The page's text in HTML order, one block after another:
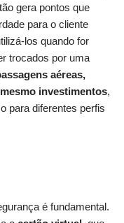
gera pontos que
para o cliente
los quando for
trocados por uma
aéreas,
investimentos,
para diferentes perfis
é fundamental.